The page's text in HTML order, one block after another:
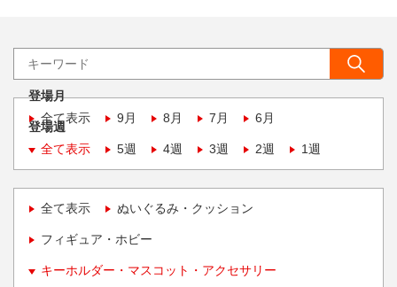
登場月
全て表示
9月 8月 7月 6月
登場週
全て表示
5週 4週 3週 2週 1週
全て表示 ぬいぐるみ・クッション
フィギュア・ホビー
キーホルダー・マスコット・アクセサリー